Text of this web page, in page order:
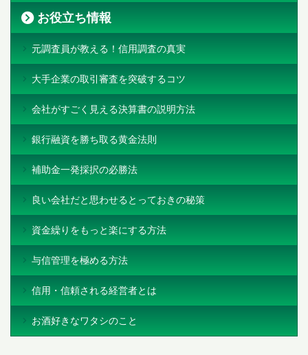
お役立ち情報
元調査員が教える！信用調査の真実
大手企業の取引審査を突破するコツ
会社がすごく見える決算書の説明方法
銀行融資を勝ち取る黄金法則
補助金一発採択の必勝法
良い会社だと思わせるとっておきの秘策
資金繰りをもっと楽にする方法
与信管理を極める方法
信用・信頼される経営者とは
お酒好きなワタシのこと